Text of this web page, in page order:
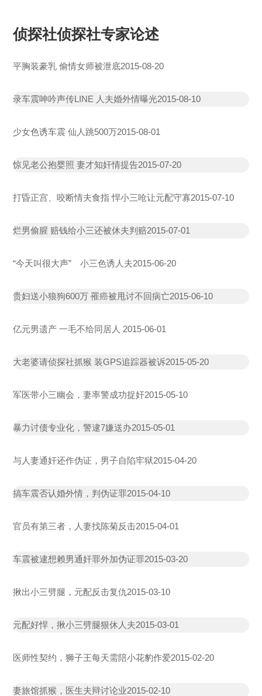
侦探社侦探社专家论述
平胸装豪乳 偷情女师被泄底2015-08-20
录车震呻吟声传LINE 人夫婚外情曝光2015-08-10
少女色诱车震 仙人跳500万2015-08-01
惊见老公抱婴照 妻才知奸情提告2015-07-20
打昏正宫、咬断情夫食指 悍小三呛让元配守寡2015-07-10
烂男偷腥 赔钱给小三还被休夫判赔2015-07-01
“今天叫很大声” 小三色诱人夫2015-06-20
贵妇送小狼狗600万 罹癌被甩讨不回病亡2015-06-10
亿元男遗产 一毛不给同居人 2015-06-01
大老婆请侦探社抓猴 装GPS追踪器被诉2015-05-20
军医带小三幽会，妻率警成功捉奸2015-05-10
暴力讨债专业化，警逮7嫌送办2015-05-01
与人妻通奸还作伪证，男子自陷牢狱2015-04-20
搞车震否认婚外情，判伪证罪2015-04-10
官员有第三者，人妻找陈菊反击2015-04-01
车震被逮想赖男通奸罪外加伪证罪2015-03-20
揪出小三劈腿，元配反击复仇2015-03-10
元配好悍，揪小三劈腿狠休人夫2015-03-01
医师性契约，狮子王每天需陪小花豹作爱2015-02-20
妻旅馆抓猴，医生夫辩讨论业2015-02-10